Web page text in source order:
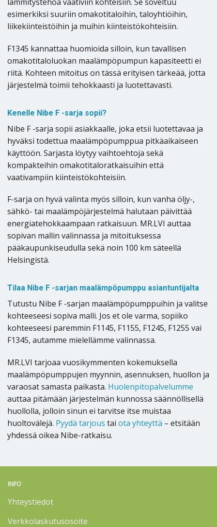
esimerkiksi suuriin omakotitaloihin, taloyhtiöihin,
liikekiinteistöihin ja muihin kiinteistökohteisiin.
F1345 kannattaa huomioida silloin, kun tavallisen
omakotitaloluokan maalämpöpumpun kapasiteetti ei
riitä. Kohteen mitoitus on tässä erityisen tärkeää, jotta
järjestelmä toimii tehokkaasti ja luotettavasti.
Kenelle Nibe F -sarja sopii?
Nibe F -sarja sopii asiakkaalle, joka etsii luotettavaa ja
hyväksi todettua maalämpöpumppua pitkäaikaiseen
käyttöön. Sarjasta löytyy vaihtoehtoja sekä
kompakteihin omakotitaloratkaisuihin että
vaativampiin kiinteistökohteisiin.
F-sarja on hyvä valinta myös silloin, kun vanha öljy-,
sähkö- tai maalämpöjärjestelmä halutaan päivittää
energiatehokkaampaan ratkaisuun. MR.LVI auttaa
sopivan mallin valinnassa ja mitoituksessa
pääkaupunkiseudulla sekä noin 100 km säteellä
Helsingistä.
Tilaa Nibe F -sarjan maalämpöpumppu asiantuntijalta
Tutustu Nibe F -sarjan maalämpöpumppuihin ja valitse
kohteeseesi sopiva malli. Jos et ole varma, sopiiko
kohteeseesi paremmin F1145, F1155, F1245, F1255 vai
F1345, autamme mielellämme valinnassa.
MR.LVI tarjoaa vuosikymmenten kokemuksella
maalämpöpumppujen myynnin, asennuksen, huollon ja
varaosat samasta paikasta. Huolenpitopalvelumme
auttaa pitämään järjestelmän kunnossa säännöllisellä
huollolla, jolloin sinun ei tarvitse itse muistaa
huoltovälejä. Pyydä tarjous tai ota yhteyttä – etsitään
yhdessä oikea Nibe-ratkaisu.
INFO
Yhteystiedot
Verkkolaskutusosoite